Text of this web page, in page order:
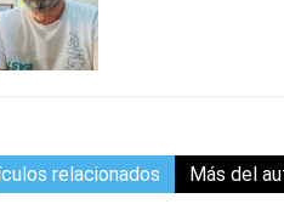
relacionados Más del